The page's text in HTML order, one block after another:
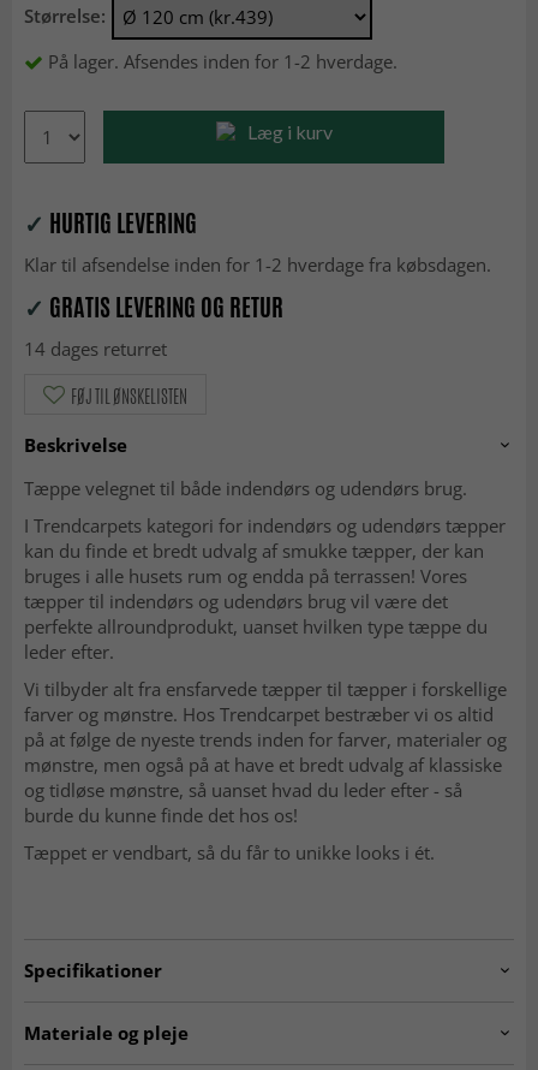
Størrelse:
På lager. Afsendes inden for 1-2 hverdage.
Læg i kurv
✓ HURTIG LEVERING
Klar til afsendelse inden for 1-2 hverdage fra købsdagen.
✓ GRATIS LEVERING OG RETUR
14 dages returret
FØJ TIL ØNSKELISTEN
Beskrivelse
Tæppe velegnet til både indendørs og udendørs brug.
I Trendcarpets kategori for indendørs og udendørs tæpper
kan du finde et bredt udvalg af smukke tæpper, der kan
bruges i alle husets rum og endda på terrassen! Vores
tæpper til indendørs og udendørs brug vil være det
perfekte allroundprodukt, uanset hvilken type tæppe du
leder efter.
Vi tilbyder alt fra ensfarvede tæpper til tæpper i forskellige
farver og mønstre. Hos Trendcarpet bestræber vi os altid
på at følge de nyeste trends inden for farver, materialer og
mønstre, men også på at have et bredt udvalg af klassiske
og tidløse mønstre, så uanset hvad du leder efter - så
burde du kunne finde det hos os!
Tæppet er vendbart, så du får to unikke looks i ét.
Specifikationer
Materiale og pleje